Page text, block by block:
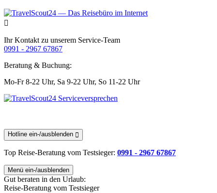
Ihr Kontakt zu unserem Service-Team
0991 - 2967 67867
Beratung & Buchung:
Mo-Fr 8-22 Uhr, Sa 9-22 Uhr, So 11-22 Uhr
Hotline ein-/ausblenden
Top Reise-Beratung vom Testsieger: 0991 - 2967 67867
Menü ein-/ausblenden
Gut beraten in den Urlaub:
Reise-Beratung vom Testsieger